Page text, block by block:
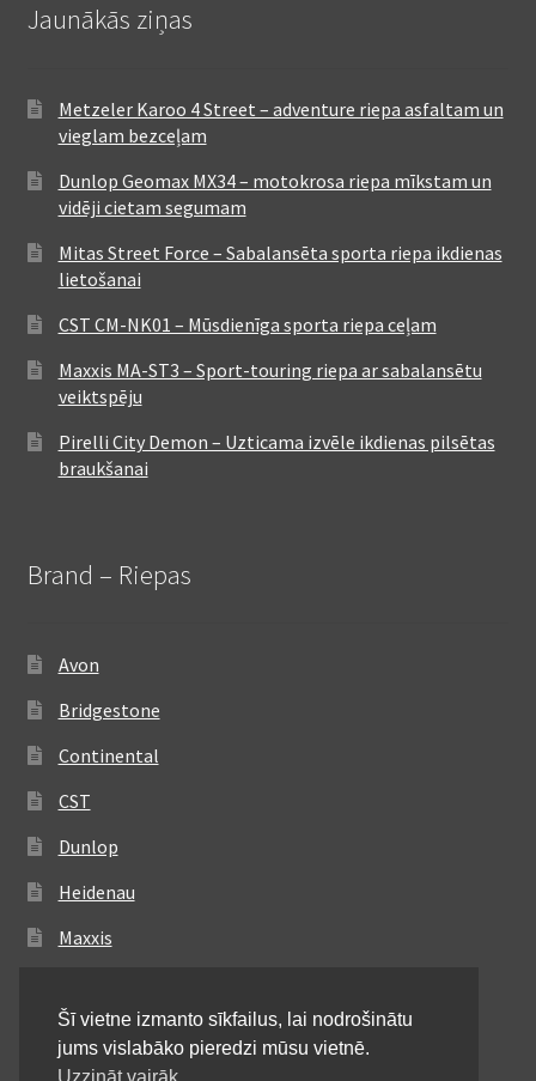
Jaunākās ziņas
Metzeler Karoo 4 Street – adventure riepa asfaltam un
vieglam bezceļam
Dunlop Geomax MX34 – motokrosa riepa mīkstam un
vidēji cietam segumam
Mitas Street Force – Sabalansēta sporta riepa ikdienas
lietošanai
CST CM-NK01 – Mūsdienīga sporta riepa ceļam
Maxxis MA-ST3 – Sport-touring riepa ar sabalansētu
veiktspēju
Pirelli City Demon – Uzticama izvēle ikdienas pilsētas
braukšanai
Brand – Riepas
Avon
Bridgestone
Continental
CST
Dunlop
Heidenau
Maxxis
Michelin
Mitas
Šī vietne izmanto sīkfailus, lai nodrošinātu
jums vislabāko pieredzi mūsu vietnē.
Uzzināt vairāk